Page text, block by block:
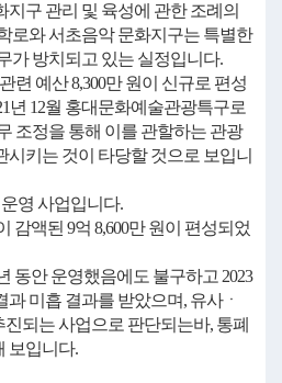
구 관리 및 육성에 관한 조례의
로와 서초음악 문화지구는 특별한
가 방치되고 있는 실정입니다.
련 예산 8,300만 원이 신규로 편성
년 12월 홍대문화예술관광특구로
조정을 통해 이를 관할하는 관광
시키는 것이 타당할 것으로 보입니
영 사업입니다.
감액된 9억 8,600만 원이 편성되었
동안 운영했음에도 불구하고 2023
미흡 결과를 받았으며, 유사ㆍ
되는 사업으로 판단되는바, 통폐
보입니다.